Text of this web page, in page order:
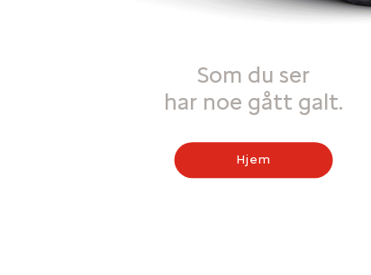
Som du ser
har noe gått galt.
Hjem